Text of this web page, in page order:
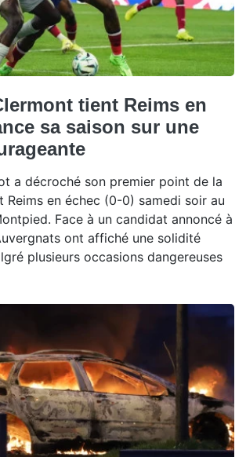
tient Reims en
sa saison sur une
a décroché son premier point de la
Reims en échec (0-0) samedi soir au
Face à un candidat annoncé à
ont affiché une solidité
plusieurs occasions dangereuses